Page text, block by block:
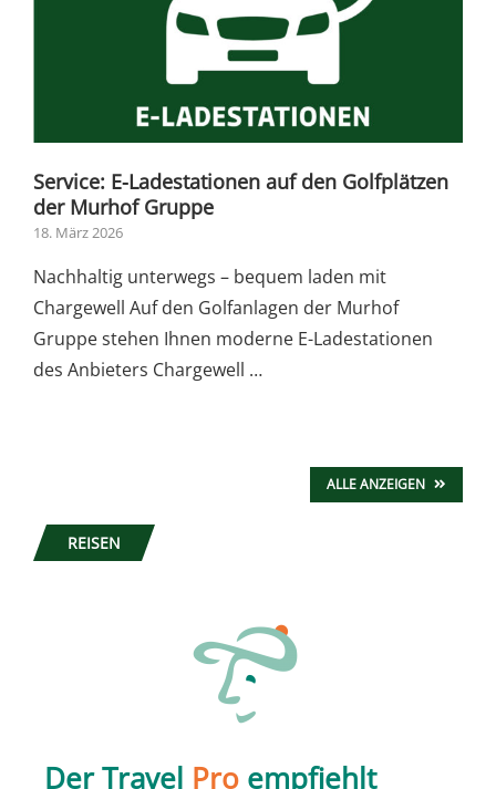
Service: E-Ladestationen auf den Golfplätzen
der Murhof Gruppe
18. März 2026
Nachhaltig unterwegs – bequem laden mit
Chargewell Auf den Golfanlagen der Murhof
Gruppe stehen Ihnen moderne E-Ladestationen
des Anbieters Chargewell …
ALLE ANZEIGEN
REISEN
Der Travel Pro empfiehlt